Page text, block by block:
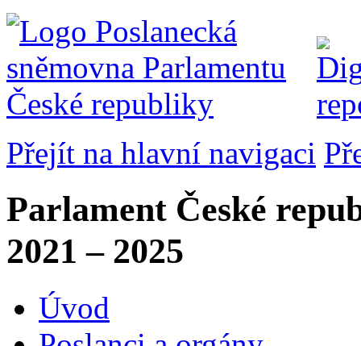
Přejít na hlavní navigaci
Parlament České
2021 – 2025
Úvod